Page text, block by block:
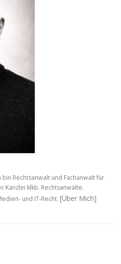
Rechtsanwalt und Fachanwalt für
klkb. Rechtsanwälte.
und IT-Recht. [Über Mich]